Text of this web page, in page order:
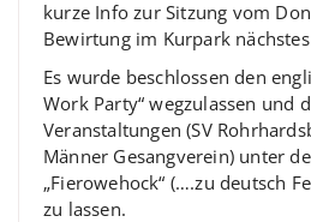
kurze Info zur Sitzung vom
Bewirtung im Kurpark
Es wurde beschlossen den
Work Party“ wegzulassen und
Veranstaltungen (SV
Männer Gesangverein) unter
„Fierowehock“ (….zu deutsch
zu lassen.